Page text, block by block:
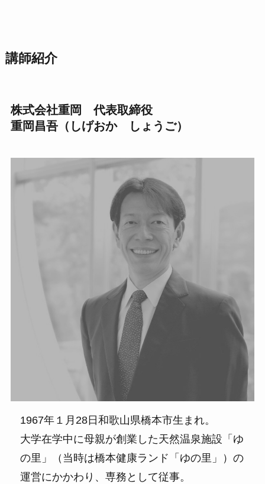
講師紹介
株式会社重岡 代表取締役
重岡昌吾（しげおか しょうご）
1967年１月28日和歌山県橋本市生まれ。
大学在学中に母親が創業した天然温泉施設「ゆ
の里」（当時は橋本健康ランド「ゆの里」）の
運営にかかわり、専務として従事。